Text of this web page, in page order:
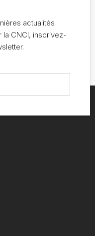
actualités
la CNCI, inscrivez-